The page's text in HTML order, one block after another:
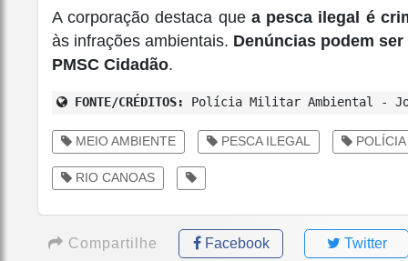
A corporação destaca que a pesca ilegal é
às infrações ambientais. Denúncias podem
PMSC Cidadão.
FONTE/CRÉDITOS: Polícia Militar Ambiental -
MEIO AMBIENTE PESCA ILEGAL
RIO CANOAS
Compartilhe Facebook Twitter